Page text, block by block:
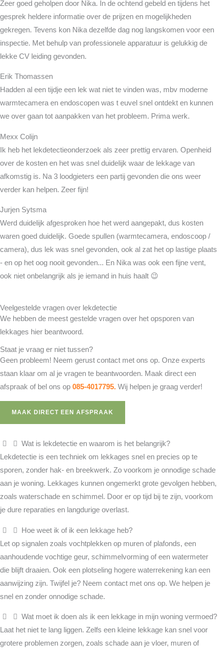
Zeer goed geholpen door Nika. In de ochtend gebeld en tijdens het
gesprek heldere informatie over de prijzen en mogelijkheden
gekregen. Tevens kon Nika dezelfde dag nog langskomen voor een
inspectie. Met behulp van professionele apparatuur is gelukkig de
lekke CV leiding gevonden.
Erik Thomassen
Hadden al een tijdje een lek wat niet te vinden was, mbv moderne
warmtecamera en endoscopen was t euvel snel ontdekt en kunnen
we over gaan tot aanpakken van het probleem. Prima werk.
Mexx Colijn
Ik heb het lekdetectieonderzoek als zeer prettig ervaren. Openheid
over de kosten en het was snel duidelijk waar de lekkage van
afkomstig is. Na 3 loodgieters een partij gevonden die ons weer
verder kan helpen. Zeer fijn!
Jurjen Sytsma
Werd duidelijk afgesproken hoe het werd aangepakt, dus kosten
waren goed duidelijk. Goede spullen (warmtecamera, endoscoop /
camera), dus lek was snel gevonden, ook al zat het op lastige plaats
- en op het oog nooit gevonden... En Nika was ook een fijne vent,
ook niet onbelangrijk als je iemand in huis haalt 😉
Veelgestelde vragen over lekdetectie
We hebben de meest gestelde vragen over het opsporen van
lekkages hier beantwoord.
Staat je vraag er niet tussen?
Geen probleem! Neem gerust contact met ons op. Onze experts
staan klaar om al je vragen te beantwoorden. Maak direct een
afspraak of bel ons op 085-4017795. Wij helpen je graag verder!
MAAK DIRECT EEN AFSPRAAK
Wat is lekdetectie en waarom is het belangrijk?
Lekdetectie is een techniek om lekkages snel en precies op te
sporen, zonder hak- en breekwerk. Zo voorkom je onnodige schade
aan je woning. Lekkages kunnen ongemerkt grote gevolgen hebben,
zoals waterschade en schimmel. Door er op tijd bij te zijn, voorkom
je dure reparaties en langdurige overlast.
Hoe weet ik of ik een lekkage heb?
Let op signalen zoals vochtplekken op muren of plafonds, een
aanhoudende vochtige geur, schimmelvorming of een watermeter
die blijft draaien. Ook een plotseling hogere waterrekening kan een
aanwijzing zijn. Twijfel je? Neem contact met ons op. We helpen je
snel en zonder onnodige schade.
Wat moet ik doen als ik een lekkage in mijn woning vermoed?
Laat het niet te lang liggen. Zelfs een kleine lekkage kan snel voor
grotere problemen zorgen, zoals schade aan je vloer, muren of